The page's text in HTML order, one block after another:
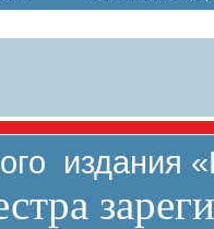
издания